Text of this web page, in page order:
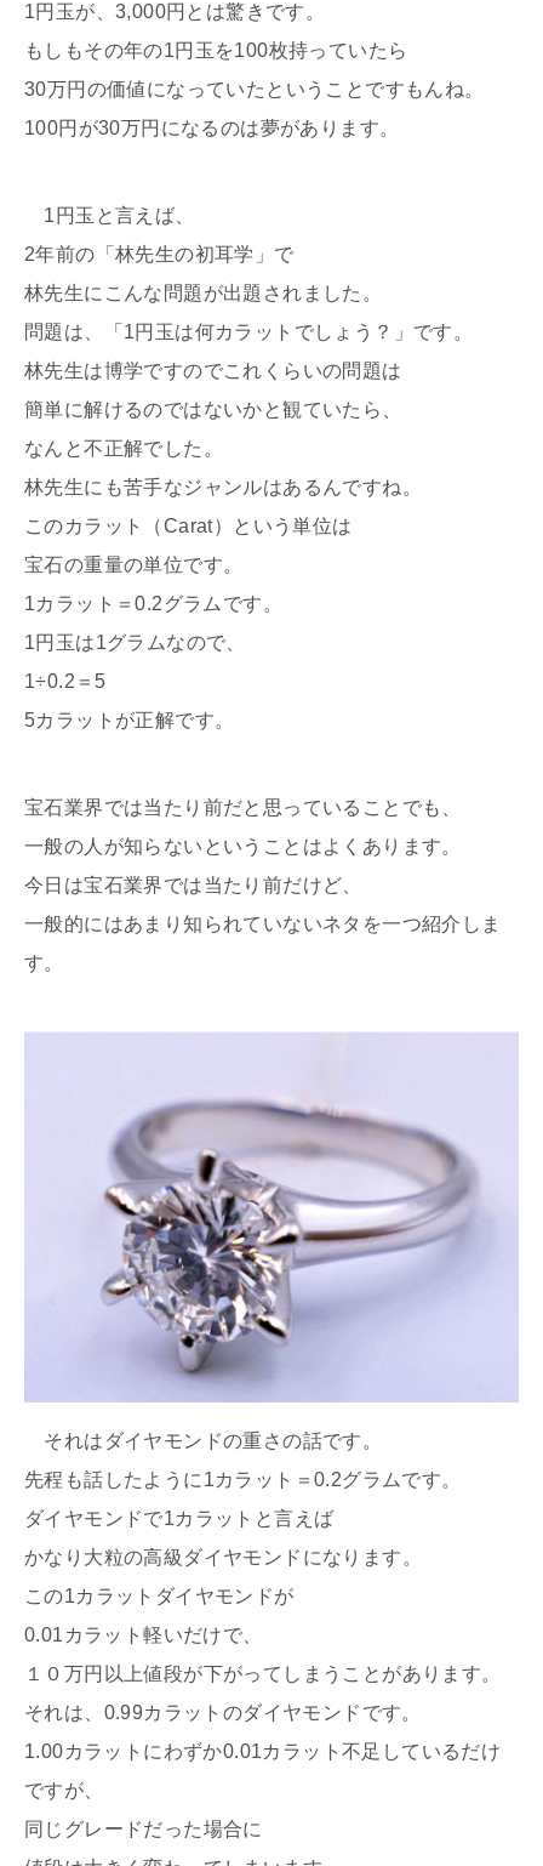
1円玉が、3,000円とは驚きです。
もしもその年の1円玉を100枚持っていたら
30万円の価値になっていたということですもんね。
100円が30万円になるのは夢があります。
1円玉と言えば、
2年前の「林先生の初耳学」で
林先生にこんな問題が出題されました。
問題は、「1円玉は何カラットでしょう？」です。
林先生は博学ですのでこれくらいの問題は
簡単に解けるのではないかと観ていたら、
なんと不正解でした。
林先生にも苦手なジャンルはあるんですね。
このカラット（Carat）という単位は
宝石の重量の単位です。
1カラット＝0.2グラムです。
1円玉は1グラムなので、
1÷0.2＝5
5カラットが正解です。
宝石業界では当たり前だと思っていることでも、
一般の人が知らないということはよくあります。
今日は宝石業界では当たり前だけど、
一般的にはあまり知られていないネタを一つ紹介しま
す。
それはダイヤモンドの重さの話です。
先程も話したように1カラット＝0.2グラムです。
ダイヤモンドで1カラットと言えば
かなり大粒の高級ダイヤモンドになります。
この1カラットダイヤモンドが
0.01カラット軽いだけで、
１０万円以上値段が下がってしまうことがあります。
それは、0.99カラットのダイヤモンドです。
1.00カラットにわずか0.01カラット不足しているだけ
ですが、
同じグレードだった場合に